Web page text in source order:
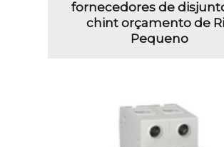
fornecedores de
chint orçamento de
Pequeno